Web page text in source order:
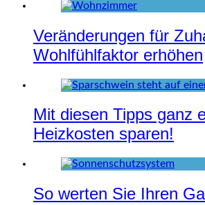
Veränderungen für
Wohlfühlfaktor erhöhen
Mit diesen Tipps ganz
Heizkosten sparen!
So werten Sie Ihren